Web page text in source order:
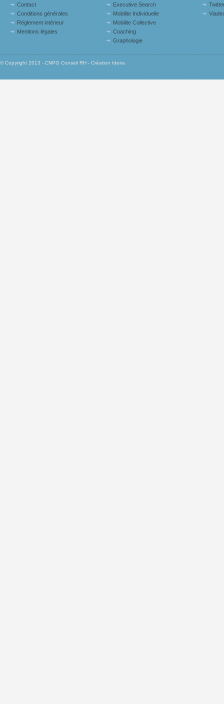
Contact
Conditions générales
Réglement intérieur
Mentions légales
Executive Search
Mobilite Individuelle
Mobilite Collective
Coaching
Graphologie
© Copyright 2013 - CNPG Conseil RH - Création Ideria